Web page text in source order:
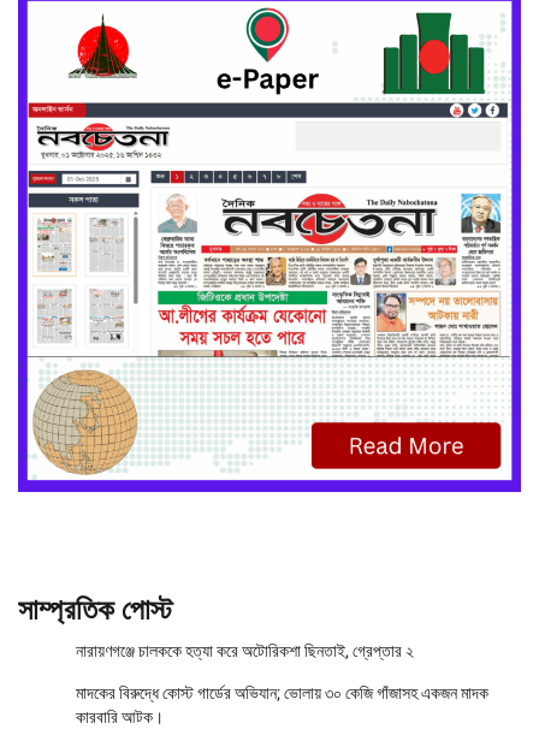
সাম্প্রতিক পোস্ট
নারায়ণগঞ্জে চালককে হত্যা করে অটোরিকশা ছিনতাই, গ্রেপ্তার ২
মাদকের বিরুদ্ধে কোস্ট গার্ডের অভিযান; ভোলায় ৩০ কেজি গাঁজাসহ একজন মাদক
কারবারি আটক।